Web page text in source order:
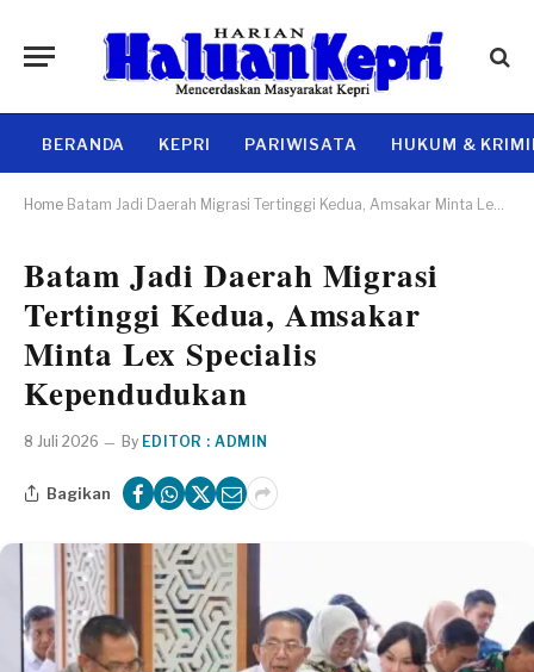
BERANDA KEPRI PARIWISATA HUKUM &
Home Batam Jadi Daerah Migrasi Tertinggi Kedua, Amsakar Minta Lex Specialis Kependudukan
Batam Jadi Daerah Migrasi
Tertinggi Kedua, Amsakar
Minta Lex Specialis
Kependudukan
8 Juli 2026 By EDITOR : ADMIN
Bagikan